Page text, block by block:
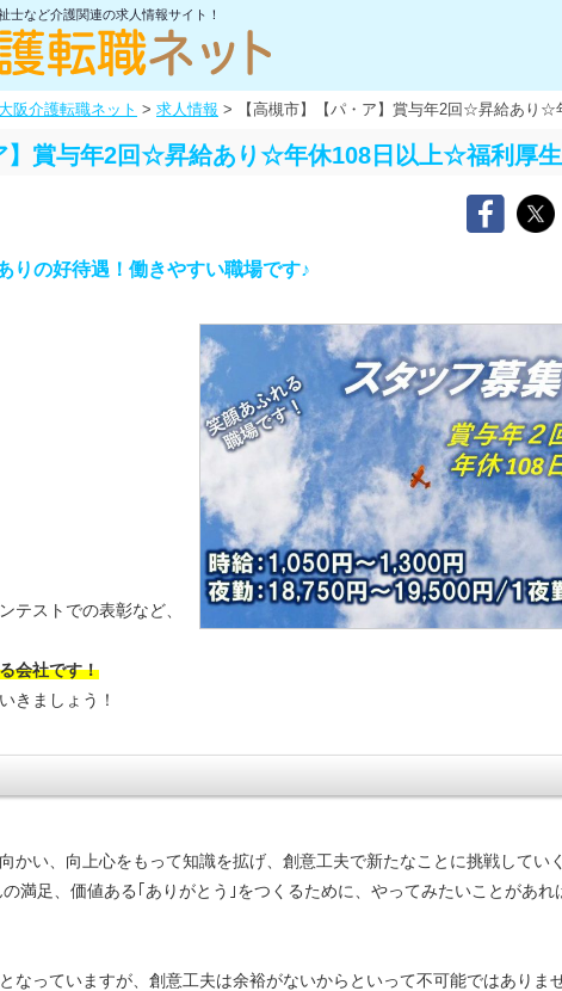
士など介護関連の求人情報サイト！
大阪介護転職ネット > 求人情報 > 【高槻市】【パ・ア】賞与年2回☆昇給あり
】賞与年2回☆昇給あり☆年休108日以上☆福利厚
りの好待遇！働きやすい職場です♪
テストでの表彰など、
会社です！
きましょう！
かい、向上心をもって知識を拡げ、創意工夫で新たなことに挑戦してい
満足、価値ある｢ありがとう｣をつくるために、やってみたいことがあれ
なっていますが、創意工夫は余裕がないからといって不可能ではありま